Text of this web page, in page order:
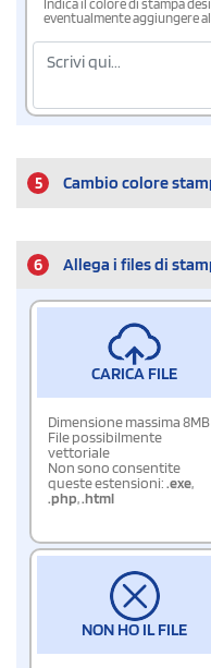
Indica il colore di stampa
eventualmente aggiungere
5 Cambio colore
6 Allega i files di
CARICA FILE
Dimensione massima 8MB
File possibilmente
vettoriale
Non sono consentite
queste estensioni:.exe,
.php,.html
NON HO IL FILE